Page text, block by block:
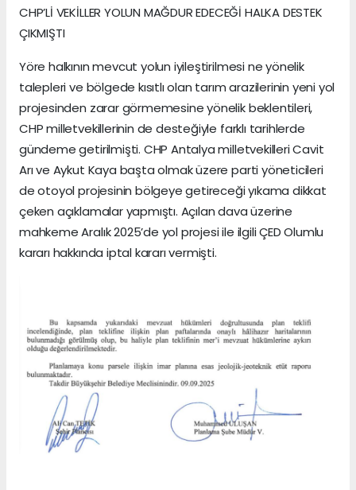
CHP’Lİ VEKİLLER YOLUN MAĞDUR EDECEĞİ HALKA DESTEK
ÇIKMIŞTI
Yöre halkının mevcut yolun iyileştirilmesi ne yönelik
talepleri ve bölgede kısıtlı olan tarım arazilerinin yeni yol
projesinden zarar görmemesine yönelik beklentileri,
CHP milletvekillerinin de desteğiyle farklı tarihlerde
gündeme getirilmişti. CHP Antalya milletvekilleri Cavit
Arı ve Aykut Kaya başta olmak üzere parti yöneticileri
de otoyol projesinin bölgeye getireceği yıkama dikkat
çeken açıklamalar yapmıştı. Açılan dava üzerine
mahkeme Aralık 2025’de yol projesi ile ilgili ÇED Olumlu
kararı hakkında iptal kararı vermişti.